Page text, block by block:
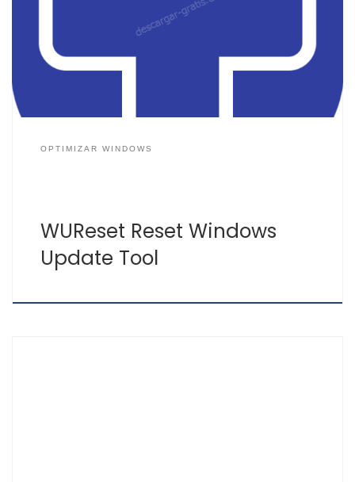
herramientas de Windows, ejecutando comandos en el
símbolo del sistema o usando herramientas como
WUReset. Microsoft está quitando la herramienta
Solucionador de problemas de Windows, la cual […]
OPTIMIZAR WINDOWS
WUReset Reset Windows
Update Tool